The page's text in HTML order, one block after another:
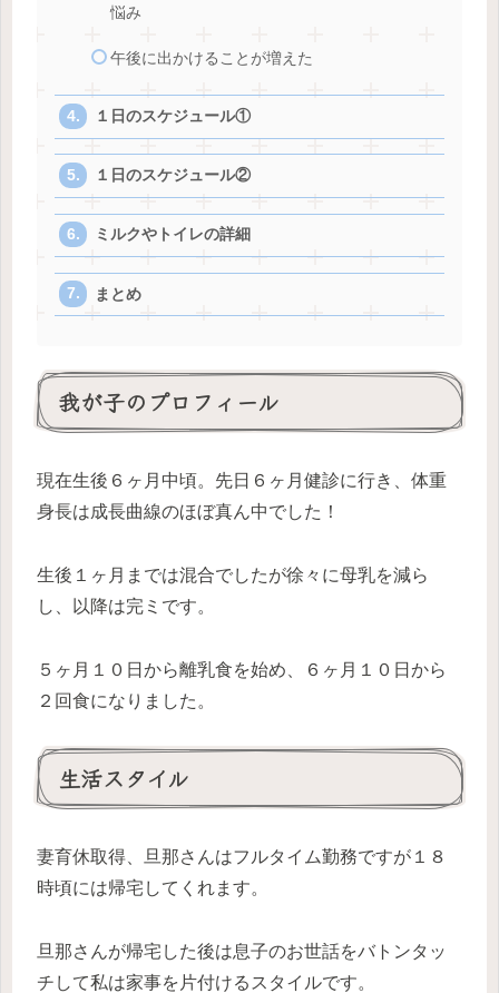
悩み
午後に出かけることが増えた
１日のスケジュール①
１日のスケジュール②
ミルクやトイレの詳細
まとめ
我が子のプロフィール
現在生後６ヶ月中頃。先日６ヶ月健診に行き、体重
身長は成長曲線のほぼ真ん中でした！
生後１ヶ月までは混合でしたが徐々に母乳を減ら
し、以降は完ミです。
５ヶ月１０日から離乳食を始め、６ヶ月１０日から
２回食になりました。
生活スタイル
妻育休取得、旦那さんはフルタイム勤務ですが１８
時頃には帰宅してくれます。
旦那さんが帰宅した後は息子のお世話をバトンタッ
チして私は家事を片付けるスタイルです。